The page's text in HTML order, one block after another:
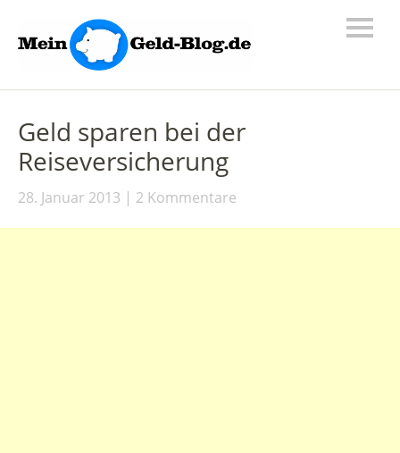
Geld sparen bei der
Reiseversicherung
28. Januar 2013 2 Kommentare